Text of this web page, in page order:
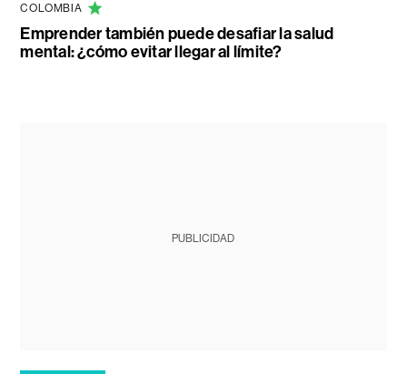
COLOMBIA
Emprender también puede desafiar la salud
mental: ¿cómo evitar llegar al límite?
PUBLICIDAD